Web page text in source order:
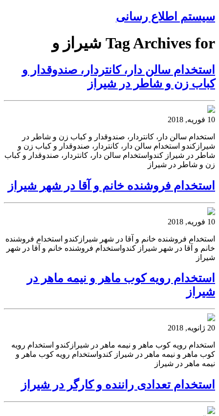
سیستم اطلاع رسانی
Tag Archives for شیراز و
استخدام سالن دار، کانتردار، صندوقدار و
کباب زن و شاطر در شیراز
10 فوریه, 2018
استخدام سالن دار، کانتردار، صندوقدار و کباب زن و شاطر در
شیرازکندو استخدام سالن دار، کانتردار، صندوقدار و کباب زن و
شاطر در شیراز کندواستخدام سالن دار، کانتردار، صندوقدار و کباب
زن و شاطر در شیراز
استخدام فروشنده خانم و آقا در شهر شیراز
10 فوریه, 2018
استخدام فروشنده خانم و آقا در شهر شیرازکندو استخدام فروشنده
خانم و آقا در شهر شیراز کندواستخدام فروشنده خانم و آقا در شهر
شیراز
استخدام رویه کوب ماهر و نیمه ماهر در
شیراز
20 ژانویه, 2018
استخدام رویه کوب ماهر و نیمه ماهر در شیرازکندو استخدام رویه
کوب ماهر و نیمه ماهر در شیراز کندواستخدام رویه کوب ماهر و
نیمه ماهر در شیراز
استخدام تعدادی راننده و کارگر در شیراز